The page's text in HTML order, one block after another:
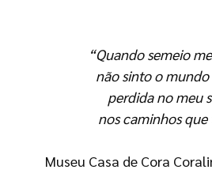
“Quando semeio
não sinto o
perdida no meu
nos caminhos
Museu Casa de Cora